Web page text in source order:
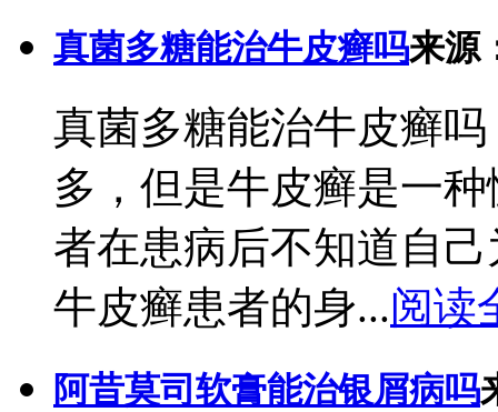
真菌多糖能治牛皮癣吗来源
真菌多糖能治牛皮癣
多，但是牛皮癣是一
者在患病后不知道自
牛皮癣患者的身...阅读
阿昔莫司软膏能治银屑病吗